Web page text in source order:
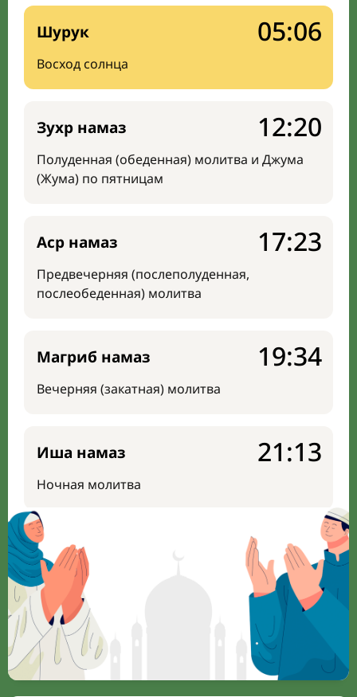
Шурук
Восход солнца
05:06
Зухр намаз
Полуденная (обеденная) молитва и Джума
(Жума) по пятницам
12:20
Аср намаз
Предвечерняя (послеполуденная,
послеобеденная) молитва
17:23
Магриб намаз
Вечерняя (закатная) молитва
19:34
Иша намаз
Ночная молитва
21:13